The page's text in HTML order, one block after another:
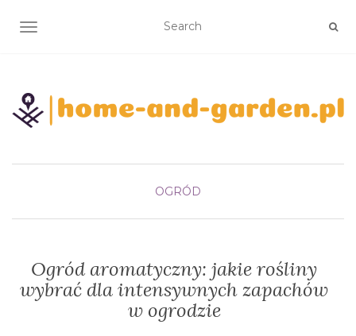
TOGGLE NAVIGATION
OGRÓD
Ogród aromatyczny: jakie rośliny
wybrać dla intensywnych zapachów
w ogrodzie